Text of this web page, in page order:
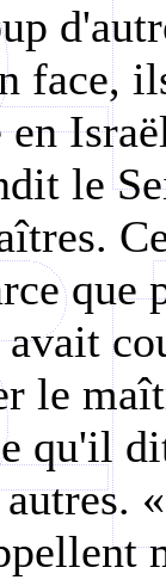
face,
en
le
que
le
qu'il